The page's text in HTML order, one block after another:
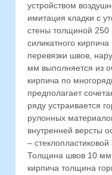
устройством
имитация кладки с
стены толщиной 250
силикатного
перевязки швов,
мм выполняется из
кирпича по
предполагает
ряду устраивается
рулонных
внутренней версты
–
Толщина швов 10 мм,
кирпича толщина